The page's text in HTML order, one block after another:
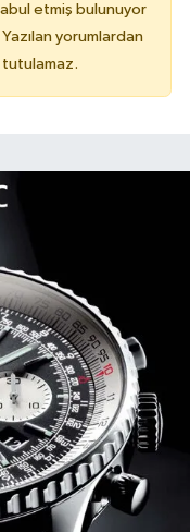
etmiş bulunuyor
yorumlardan
tutulamaz.